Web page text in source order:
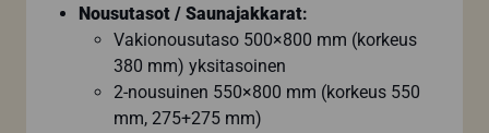
Nousutasot / Saunajakkarat:
Vakionousutaso 500×800 mm (korkeus
380 mm) yksitasoinen
2-nousuinen 550×800 mm (korkeus 550
mm, 275+275 mm)